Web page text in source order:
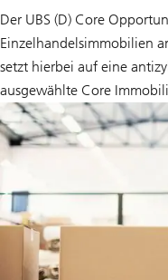
Der UBS (D) Core
Einzelhandelsimmobilien
setzt hierbei auf eine
ausgewählte Core